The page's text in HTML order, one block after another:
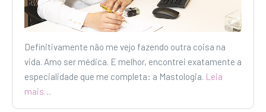
Definitivamente não me vejo fazendo outra coisa na
vida. Amo ser médica. E melhor, encontrei exatamente a
especialidade que me completa: a Mastologia. Leia
mais…